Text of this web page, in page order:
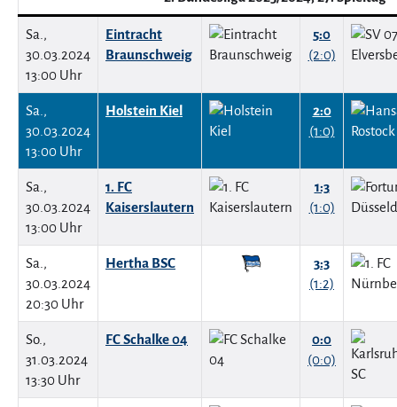
Sa.,
30.03.2024
13:00 Uhr
Eintracht
Braunschweig
5:0
(2:0)
Sa.,
30.03.2024
13:00 Uhr
Holstein Kiel
2:0
(1:0)
Sa.,
30.03.2024
13:00 Uhr
1. FC
Kaiserslautern
1:3
(1:0)
Sa.,
30.03.2024
20:30 Uhr
Hertha BSC
3:3
(1:2)
So.,
31.03.2024
13:30 Uhr
FC Schalke 04
0:0
(0:0)